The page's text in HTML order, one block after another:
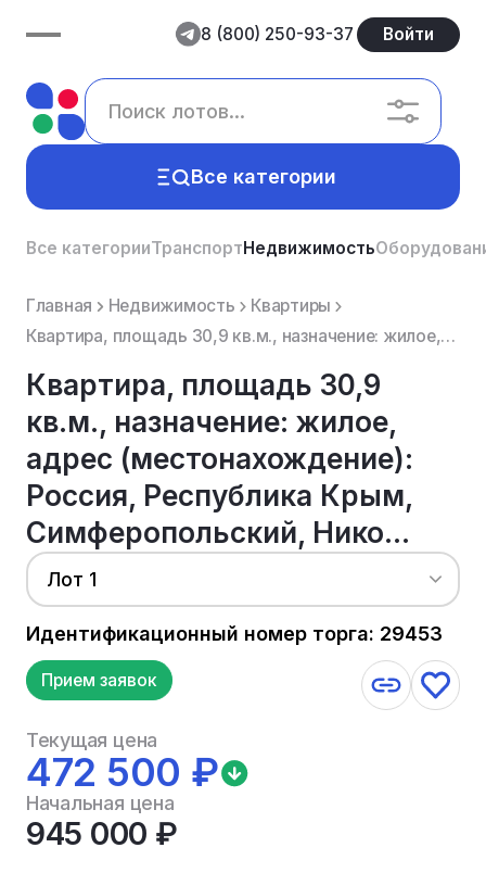
8 (800) 250-93-37 Войти
Все категории
Все категорииТранспортНедвижимость
Главная Недвижимость
Квартиры
Квартира, площадь 30,9 кв.м., назначение: жилое, адрес (местонахождение): Россия, Республика Крым, С...
Квартира, площадь 30,9
кв.м., назначение: жилое,
адрес (местонахождение):
Россия, Республика Крым,
Симферопольский, Нико...
Лот 1
Идентификационный номер торга: 29453
Прием заявок
Текущая цена
472 500 ₽
Начальная цена
945 000 ₽